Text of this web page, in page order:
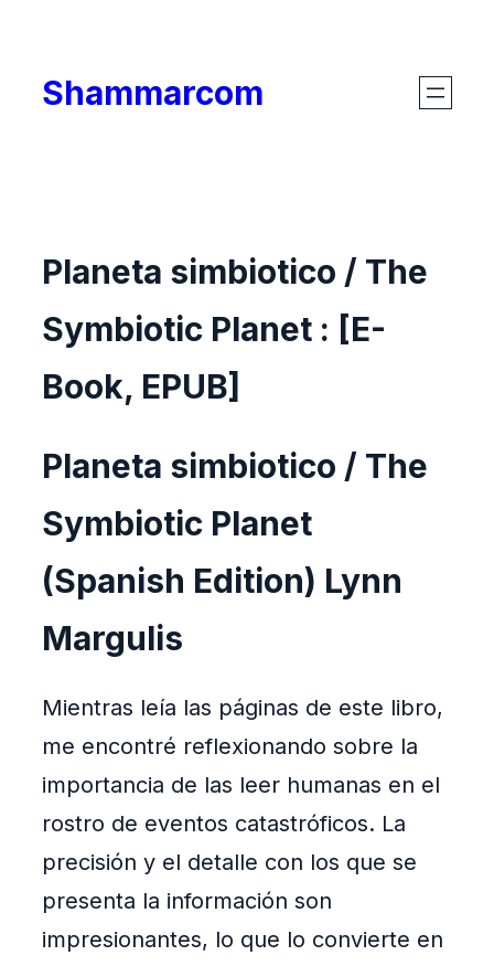
content
Shammarcom
Planeta simbiotico / The
Symbiotic Planet : [E-
Book, EPUB]
Planeta simbiotico / The
Symbiotic Planet
(Spanish Edition) Lynn
Margulis
Mientras leía las páginas de este libro,
me encontré reflexionando sobre la
importancia de las leer humanas en el
rostro de eventos catastróficos. La
precisión y el detalle con los que se
presenta la información son
impresionantes, lo que lo convierte en